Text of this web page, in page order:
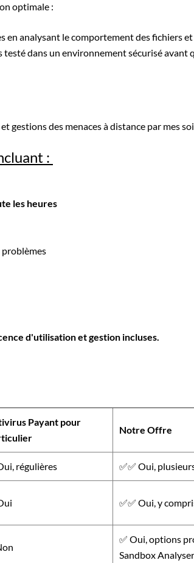
optimale :
en analysant le comportement des fichiers
dans un environnement sécurisé avant
gestions des menaces à distance par mes
:
les heures
d'utilisation et gestion incluses.
Payant pour
Notre Offre
régulières ✅✅ Oui,
✅✅ Oui, y
✅ Oui, options
Sandbox